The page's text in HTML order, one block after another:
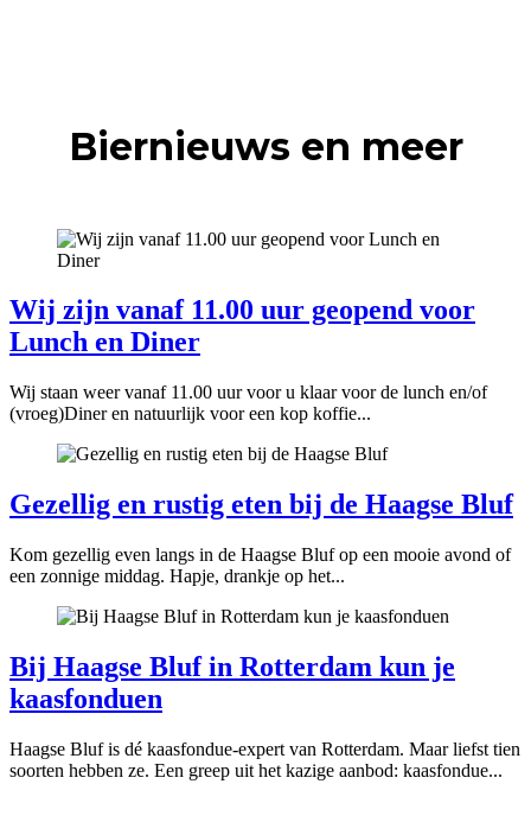
Biernieuws en meer
Wij zijn vanaf 11.00 uur geopend voor
Lunch en Diner
Wij staan weer vanaf 11.00 uur voor u klaar voor de lunch en/of
(vroeg)Diner en natuurlijk voor een kop koffie...
Gezellig en rustig eten bij de Haagse Bluf
Kom gezellig even langs in de Haagse Bluf op een mooie avond of
een zonnige middag. Hapje, drankje op het...
Bij Haagse Bluf in Rotterdam kun je
kaasfonduen
Haagse Bluf is dé kaasfondue-expert van Rotterdam. Maar liefst tien
soorten hebben ze. Een greep uit het kazige aanbod: kaasfondue...